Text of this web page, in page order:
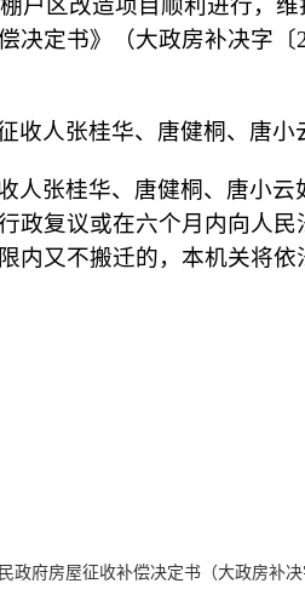
户区改造项目顺利进行，
偿决定书》（大政房补决字
收人张桂华、唐健桐、唐
人张桂华、唐健桐、唐小
政复议或在六个月内向人
内又不搬迁的，本机关将
政府房屋征收补偿决定书（大政房补